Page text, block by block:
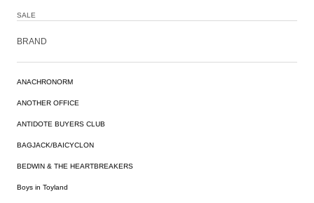
SALE
BRAND
ANACHRONORM
ANOTHER OFFICE
ANTIDOTE BUYERS CLUB
BAGJACK/BAICYCLON
BEDWIN & THE HEARTBREAKERS
Boys in Toyland